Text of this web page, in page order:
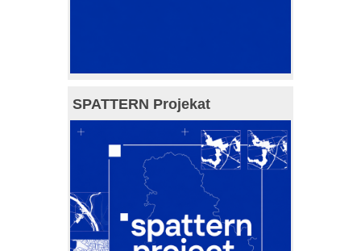
SPATTERN Projekat